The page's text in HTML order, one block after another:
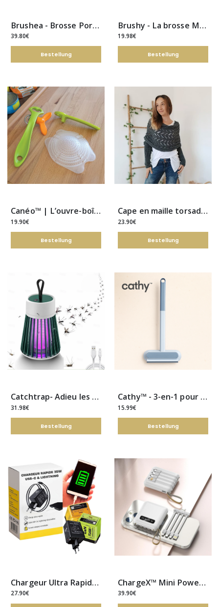
Brushea - Brosse Portable (Lissez, Frisez, Séchez)
39.80€
Bestellung
Brushy - La brosse Miracle du poil
19.98€
Bestellung
Canéo™ | L’ouvre-boîte sûr & facile à utiliser
19.90€
Bestellung
Cape en maille torsadée boléro pour femme
23.90€
Bestellung
Catchtrap- Adieu les nuisibles
31.98€
Bestellung
Cathy™ - 3-en-1 pour un intérieur sans poils
15.99€
Bestellung
Chargeur Ultra Rapide 35W Usb-c & Lightning
27.90€
ChargeX™ Mini Power Bank à Chargement Rapide de 20 000 mAh avec Câbles Intégrés
39.90€